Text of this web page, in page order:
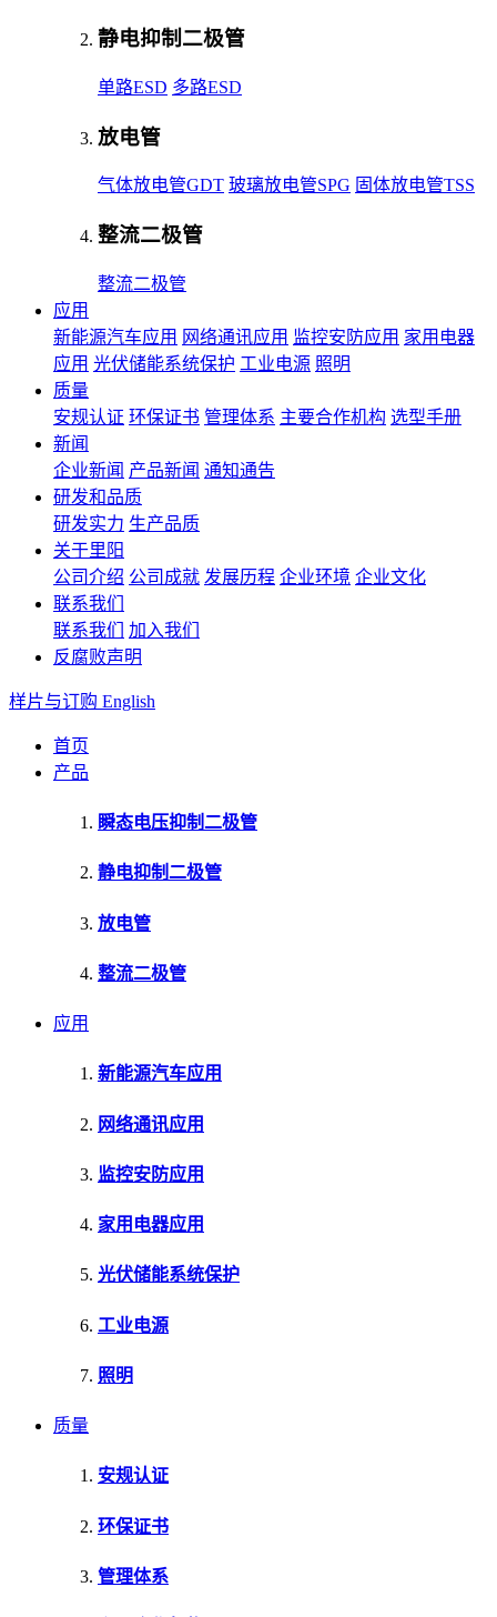
静电抑制二极管
单路ESD 多路ESD
放电管
气体放电管GDT 玻璃放电管SPG 固体放电管TSS
整流二极管
整流二极管
应用
新能源汽车应用 网络通讯应用 监控安防应用 家用电器
应用 光伏储能系统保护 工业电源 照明
质量
安规认证 环保证书 管理体系 主要合作机构 选型手册
新闻
企业新闻 产品新闻 通知通告
研发和品质
研发实力 生产品质
关于里阳
公司介绍 公司成就 发展历程 企业环境 企业文化
联系我们
联系我们
加入我们
反腐败声明
样片与订购 English
首页
产品
瞬态电压抑制二极管
静电抑制二极管
放电管
整流二极管
应用
新能源汽车应用
网络通讯应用
监控安防应用
家用电器应用
光伏储能系统保护
工业电源
照明
质量
安规认证
环保证书
管理体系